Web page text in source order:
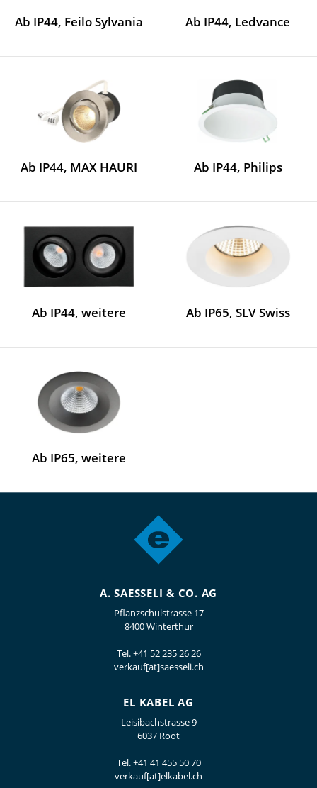
Ab IP44, Feilo Sylvania Ab IP44, Ledvance
Ab IP44, MAX HAURI Ab IP44, Philips
Ab IP44, weitere Ab IP65, SLV Swiss
Ab IP65, weitere
A. SAESSELI & CO. AG
Pflanzschulstrasse 17
8400 Winterthur
Tel.+41 52 235 26 26
verkauf[at]saesseli.ch
EL KABEL AG
Leisibachstrasse 9
6037 Root
Tel.+41 41 455 50 70
verkauf[at]elkabel.ch